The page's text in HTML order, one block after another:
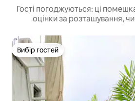
Гості погоджуються: ці
оцінки за розташування,
Вибір гостей
Вибір гостей